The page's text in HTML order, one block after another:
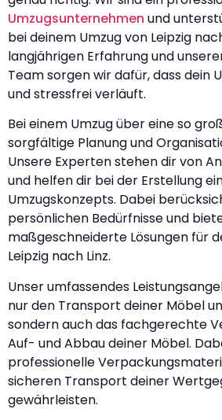
Umzugsunternehmen und
bei deinem Umzug von Leipzig
langjährigen Erfahrung und
Team sorgen wir dafür, dass dein
und stressfrei verläuft.
Bei einem Umzug über eine so
sorgfältige Planung und
Unsere Experten stehen dir von
und helfen dir bei der Erstellung
Umzugskonzepts. Dabei
persönlichen Bedürfnisse und
maßgeschneiderte Lösungen für
Leipzig nach Linz.
Unser umfassendes
nur den Transport deiner Möbel
sondern auch das fachgerechte
Auf- und Abbau deiner Möbel.
professionelle
sicheren Transport deiner
gewährleisten.